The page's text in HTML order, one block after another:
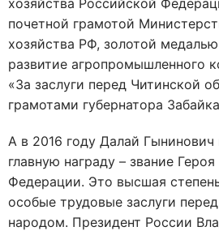
хозяйства Российской
почетной грамотой
хозяйства РФ, золотой
развитие агропромышленного
«За заслуги перед Читинской
грамотами губернатора
А в 2016 году Далай
главную награду – звание
Федерации. Это высшая
особые трудовые заслуги
народом. Президент России